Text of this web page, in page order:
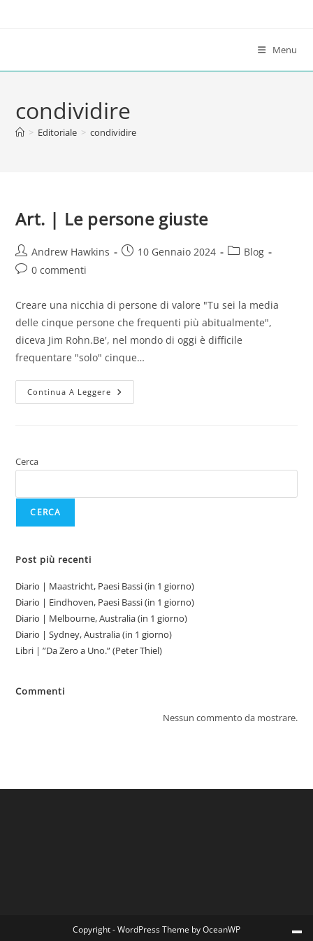
Menu
condividire
> Editoriale > condividire
Art. | Le persone giuste
Autore
dell'articolo:
Andrew Hawkins
Articolo10 Gennaio 2024
Categoria
Blog
Commenti
0 commenti
Creare una nicchia di persone di valore "Tu sei la media
delle cinque persone che frequenti più abitualmente",
diceva Jim Rohn.Be', nel mondo di oggi è difficile
frequentare "solo" cinque…
Continua A Leggere Art.
|
Cerca
CERCA
Post più recenti
Diario | Maastricht, Paesi Bassi (in 1 giorno)
Diario | Eindhoven, Paesi Bassi (in 1 giorno)
Diario | Melbourne, Australia (in 1 giorno)
Diario | Sydney, Australia (in 1 giorno)
Libri | ”Da Zero a Uno.” (Peter Thiel)
Commenti
Nessun commento da mostrare.
Copyright - WordPress Theme by OceanWP